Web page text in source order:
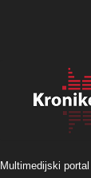
Multimedijski